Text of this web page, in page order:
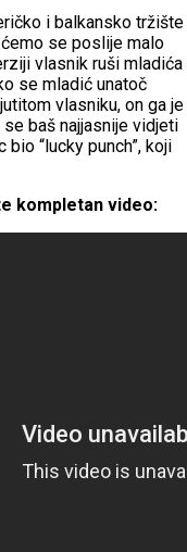
i balkansko tržište
se poslije malo
vlasnik ruši mladića
se mladić unatoč
vlasniku, on ga je
baš najjasnije vidjeti
“lucky punch”, koji
kompletan video: